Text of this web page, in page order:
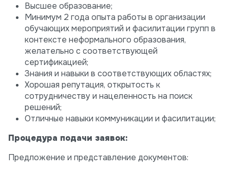
Высшее образование;
Минимум 2 года опыта работы в организации
обучающих мероприятий и фасилитации групп в
контексте неформального образования,
желательно с соответствующей
сертификацией;
Знания и навыки в соответствующих областях;
Хорошая репутация, открытость к
сотрудничеству и нацеленность на поиск
решений;
Отличные навыки коммуникации и фасилитации;
Процедура подачи заявок:
Предложение и представление документов: